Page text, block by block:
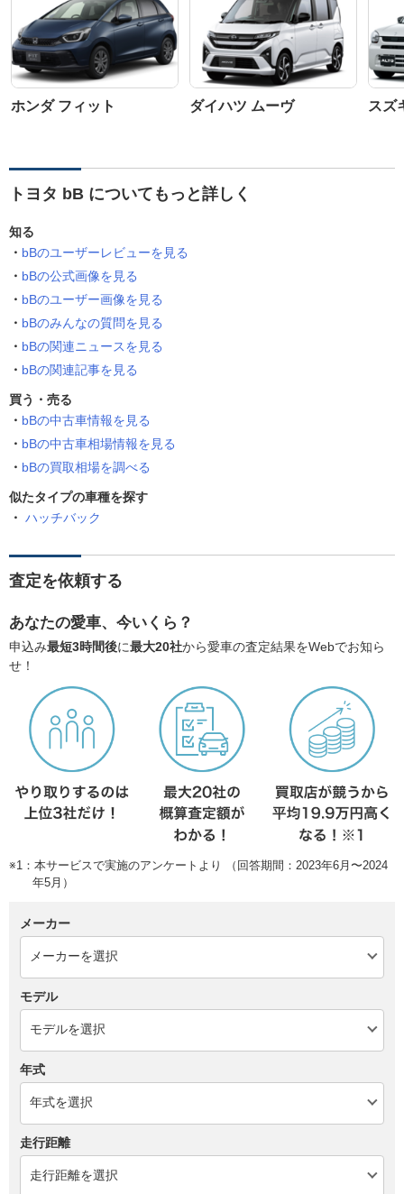
ホンダ フィット ダイハツ ムーヴ スズ
トヨタ bB についてもっと詳しく
知る
bBのユーザーレビューを見る
bBの公式画像を見る
bBのユーザー画像を見る
bBのみんなの質問を見る
bBの関連ニュースを見る
bBの関連記事を見る
買う・売る
bBの中古車情報を見る
bBの中古車相場情報を見る
bBの買取相場を調べる
似たタイプの車種を探す
ハッチバック
査定を依頼する
あなたの愛車、今いくら？
申込み最短3時間後に最大20社から愛車の査定結果をWebでお知ら
せ！
※1：本サービスで実施のアンケートより （回答期間：2023年6月〜2024
年5月）
メーカー
モデル
年式
走行距離